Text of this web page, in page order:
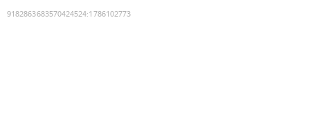
9182863683570424524:1786102773